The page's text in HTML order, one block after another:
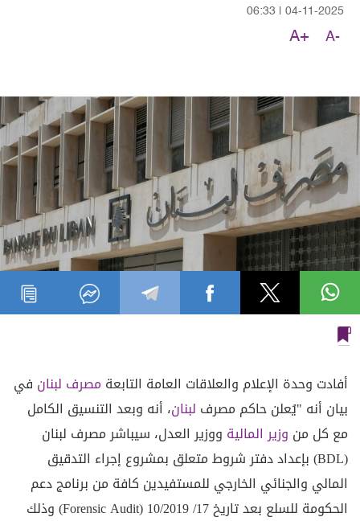
04-11-2025
06:33
A-
A+
أفادت وحدة الإعلام والعلاقات العامة التابعةمصرف لبنان في
بيان أنه "يُعلن حاكم مصرف لبنان، أنه وبعد التنسيق الكامل
مع كل من وزير المالية ووزير العدل، سيباشر مصرف لبنان
(BDL) بإعداد دفتر شروط متعلق بمشروع إجراء التدقيق
المالي والجنائي الخارجي للمستفيدين كافة من برنامج دعم
الحكومة للسلع بعد تاريخ 17/ 10/2019 (Forensic Audit) وذلك